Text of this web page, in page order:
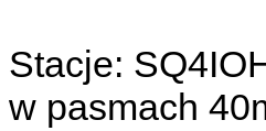
Stacje:
w pasmach